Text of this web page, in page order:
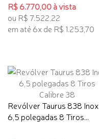
R$ 6.770,00 à vista
ou R$ 7.522,22
em até 6x de R$ 1.253,70
Revólver Taurus 838 Inox
6,5 polegadas 8 Tiros...